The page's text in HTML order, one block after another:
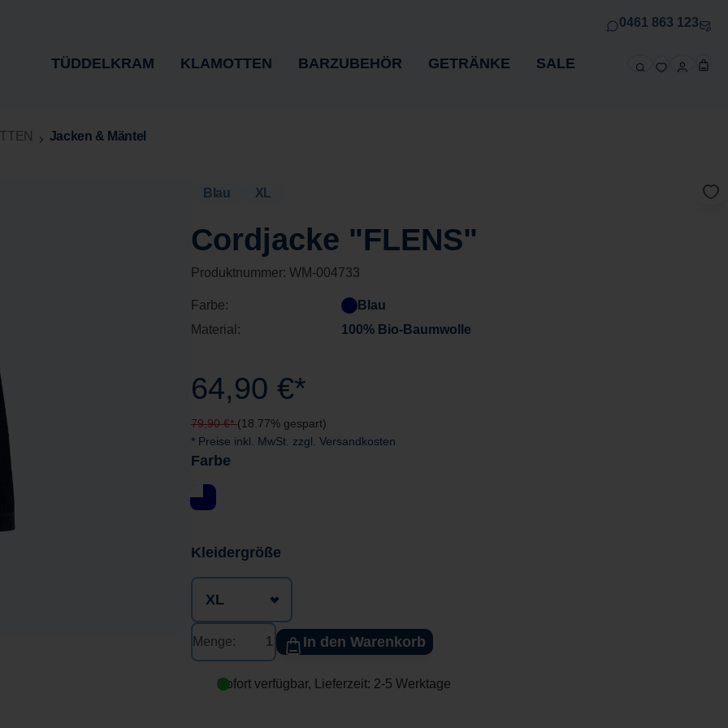
0461 863 123
TÜDDELKRAM KLAMOTTEN BARZUBEHÖR GETRÄNKE SALE
Jacken & Mäntel
Blau XL
Cordjacke "FLENS"
Produktnummer:WM-004733
Farbe:
Blau
Material:
100% Bio-Baumwolle
64,90 €*
79,90 €*(18.77% gespart)
* Preise inkl. MwSt. zzgl. Versandkosten
Farbe
Kleidergröße
Menge: In den Warenkorb
Sofort verfügbar, Lieferzeit: 2-5 Werktage